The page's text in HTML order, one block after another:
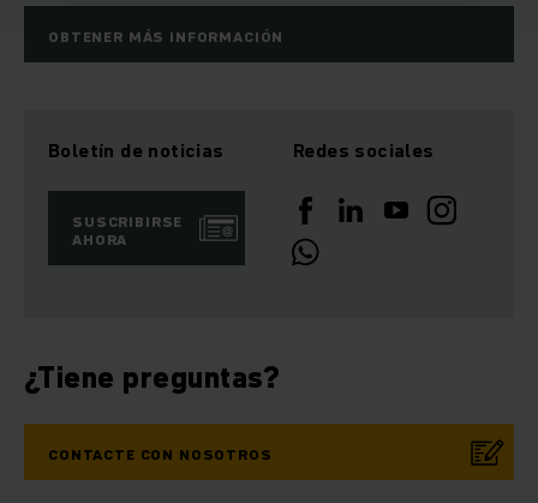
OBTENER MÁS INFORMACIÓN
Boletín de noticias
SUSCRIBIRSE
AHORA
Redes sociales
¿Tiene preguntas?
CONTACTE CON NOSOTROS